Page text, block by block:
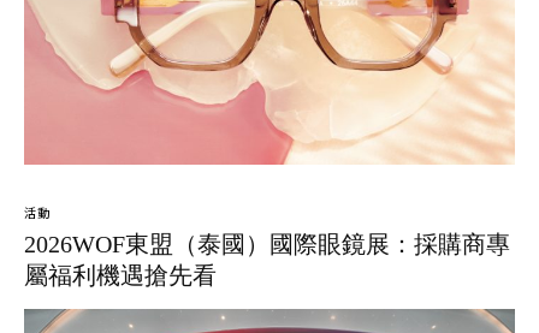
活動
2026WOF東盟（泰國）國際眼鏡展：採購商專
屬福利機遇搶先看